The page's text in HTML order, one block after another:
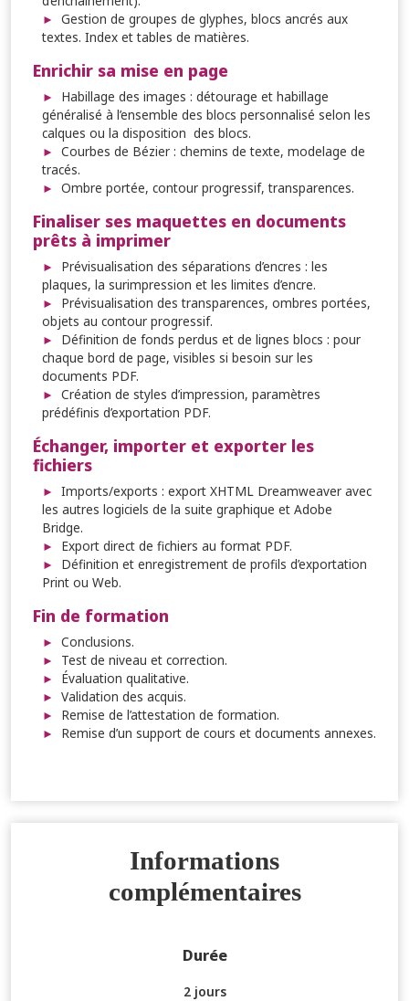
Gestion de groupes de glyphes, blocs ancrés aux
textes. Index et tables de matières.
Enrichir sa mise en page
Habillage des images : détourage et habillage
généralisé à l’ensemble des blocs personnalisé selon les
calques ou la disposition des blocs.
Courbes de Bézier : chemins de texte, modelage de
tracés.
Ombre portée, contour progressif, transparences.
Finaliser ses maquettes en documents
prêts à imprimer
Prévisualisation des séparations d’encres : les
plaques, la surimpression et les limites d’encre.
Prévisualisation des transparences, ombres portées,
objets au contour progressif.
Définition de fonds perdus et de lignes blocs : pour
chaque bord de page, visibles si besoin sur les
documents PDF.
Création de styles d’impression, paramètres
prédéfinis d’exportation PDF.
Échanger, importer et exporter les
fichiers
Imports/exports : export XHTML Dreamweaver avec
les autres logiciels de la suite graphique et Adobe
Bridge.
Export direct de fichiers au format PDF.
Définition et enregistrement de profils d’exportation
Print ou Web.
Fin de formation
Conclusions.
Test de niveau et correction.
Évaluation qualitative.
Validation des acquis.
Remise de l’attestation de formation.
Remise d’un support de cours et documents annexes.
Informations
complémentaires
Durée
2 jours